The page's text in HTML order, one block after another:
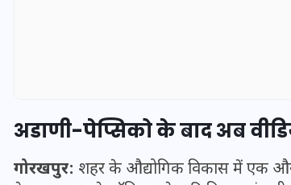
अडाणी-पेप्सिको के बाद अब
गोरखपुर: शहर के औद्योगिक विकास में एक